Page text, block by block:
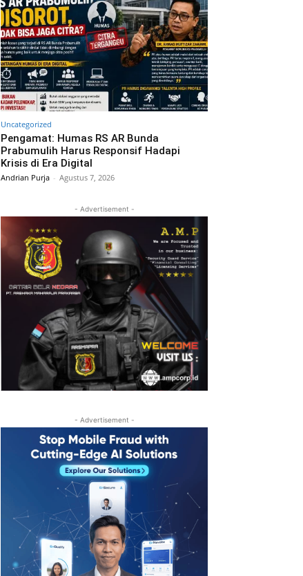
Uncategorized
Pengamat: Humas RS AR Bunda
Prabumulih Harus Responsif Hadapi
Krisis di Era Digital
Andrian Purja - Agustus 7, 2026
- Advertisement -
- Advertisement -